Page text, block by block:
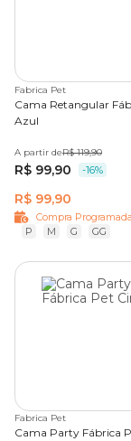
Fabrica Pet
Cama Retangular
Azul
A partir deR$ 119,90
R$ 99,90 -16%
R$ 99,90
Compra Programada
P
M G GG
Fabrica Pet
Cama Party Fábrica